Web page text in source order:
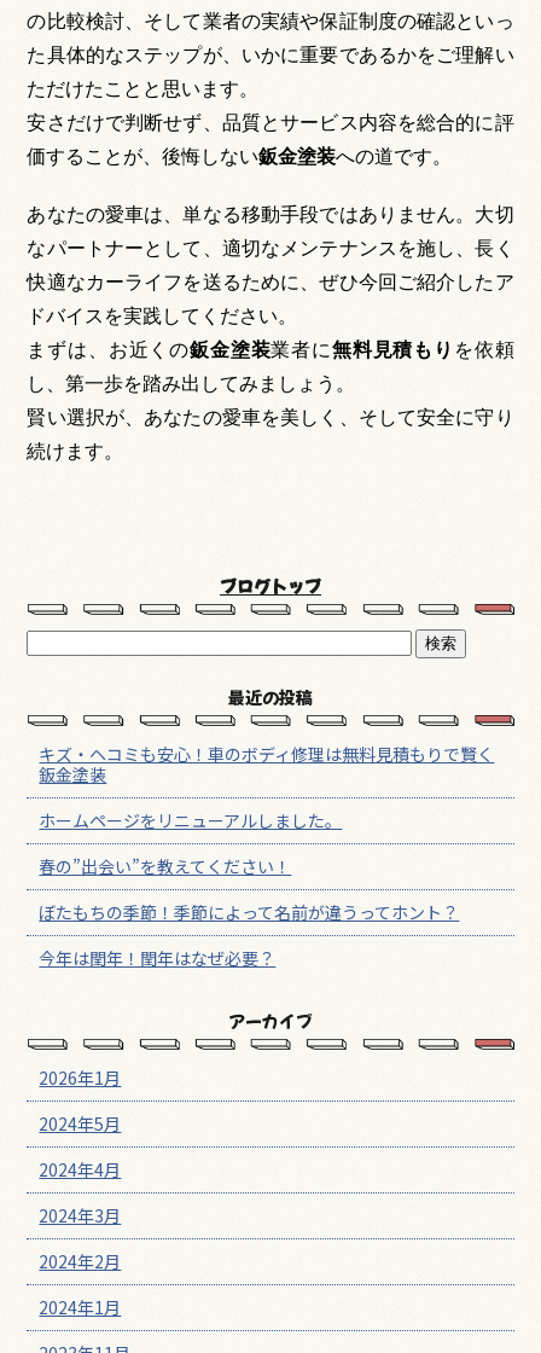
の比較検討、そして業者の実績や保証制度の確認といっ
た具体的なステップが、いかに重要であるかをご理解い
ただけたことと思います。
安さだけで判断せず、品質とサービス内容を総合的に評
価することが、後悔しない鈑金塗装への道です。
あなたの愛車は、単なる移動手段ではありません。大切
なパートナーとして、適切なメンテナンスを施し、長く
快適なカーライフを送るために、ぜひ今回ご紹介したア
ドバイスを実践してください。
まずは、お近くの鈑金塗装業者に無料見積もり を依頼
し、第一歩を踏み出してみましょう。
賢い選択が、あなたの愛車を美しく、そして安全に守り
続けます。
ブログトップ
最近の投稿
キズ・ヘコミも安心！車のボディ修理は無料見積もりで賢く
鈑金塗装
ホームページをリニューアルしました。
春の”出会い”を教えてください！
ぼたもちの季節！季節によって名前が違うってホント？
今年は閏年！閏年はなぜ必要？
アーカイブ
2026年1月
2024年5月
2024年4月
2024年3月
2024年2月
2024年1月